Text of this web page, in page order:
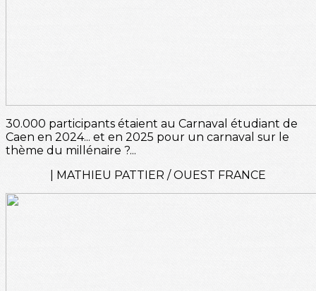
30.000 participants étaient au Carnaval étudiant de
Caen en 2024... et en 2025 pour un carnaval sur le
thème du millénaire ?...
| MATHIEU PATTIER / OUEST FRANCE